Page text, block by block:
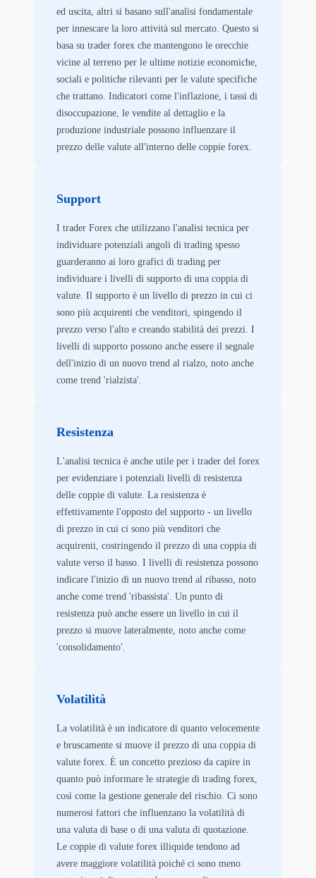
ed uscita, altri si basano sull'analisi fondamentale
per innescare la loro attività sul mercato. Questo si
basa su trader forex che mantengono le orecchie
vicine al terreno per le ultime notizie economiche,
sociali e politiche rilevanti per le valute specifiche
che trattano. Indicatori come l'inflazione, i tassi di
disoccupazione, le vendite al dettaglio e la
produzione industriale possono influenzare il
prezzo delle valute all'interno delle coppie forex.
Support
I trader Forex che utilizzano l'analisi tecnica per
individuare potenziali angoli di trading spesso
guarderanno ai loro grafici di trading per
individuare i livelli di supporto di una coppia di
valute. Il supporto è un livello di prezzo in cui ci
sono più acquirenti che venditori, spingendo il
prezzo verso l'alto e creando stabilità dei prezzi. I
livelli di supporto possono anche essere il segnale
dell'inizio di un nuovo trend al rialzo, noto anche
come trend 'rialzista'.
Resistenza
L'analisi tecnica è anche utile per i trader del forex
per evidenziare i potenziali livelli di resistenza
delle coppie di valute. La resistenza è
effettivamente l'opposto del supporto - un livello
di prezzo in cui ci sono più venditori che
acquirenti, costringendo il prezzo di una coppia di
valute verso il basso. I livelli di resistenza possono
indicare l'inizio di un nuovo trend al ribasso, noto
anche come trend 'ribassista'. Un punto di
resistenza può anche essere un livello in cui il
prezzo si muove lateralmente, noto anche come
'consolidamento'.
Volatilità
La volatilità è un indicatore di quanto velocemente
e bruscamente si muove il prezzo di una coppia di
valute forex. È un concetto prezioso da capire in
quanto può informare le strategie di trading forex,
così come la gestione generale del rischio. Ci sono
numerosi fattori che influenzano la volatilità di
una valuta di base o di una valuta di quotazione.
Le coppie di valute forex illiquide tendono ad
avere maggiore volatilità poiché ci sono meno